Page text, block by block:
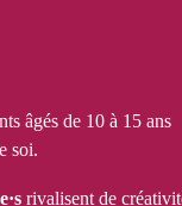
âgés de 10 à 15 ans
soi.
rivalisent de